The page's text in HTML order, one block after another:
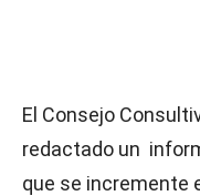
El Consejo
redactado un
que se incremente